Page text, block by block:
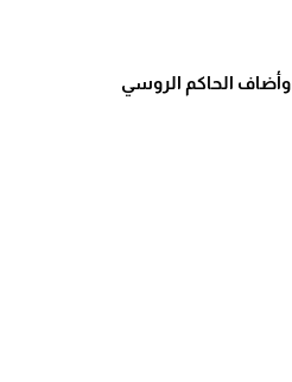
وأضاف الحاكم الروسي